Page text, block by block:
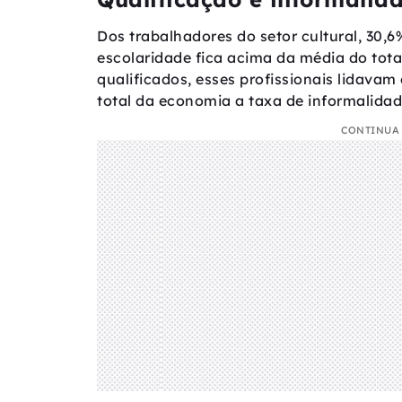
Dos trabalhadores do setor cultural,
escolaridade fica acima da média do
qualificados, esses profissionais
total da economia a taxa de